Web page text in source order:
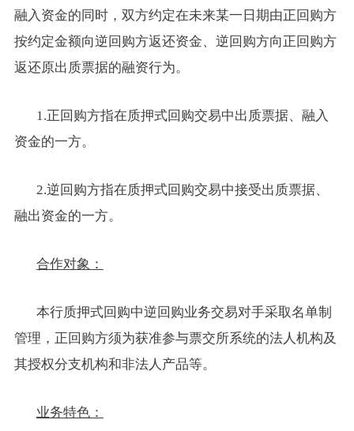
融入资金的同时，双方约定在未来某一日期由正回购方
按约定金额向逆回购方返还资金、逆回购方向正回购方
返还原出质票据的融资行为。
1.正回购方指在质押式回购交易中出质票据、融入
资金的一方。
2.逆回购方指在质押式回购交易中接受出质票据、
融出资金的一方。
合作对象：
本行质押式回购中逆回购业务交易对手采取名单制
管理，正回购方须为获准参与票交所系统的法人机构及
其授权分支机构和非法人产品等。
业务特色：